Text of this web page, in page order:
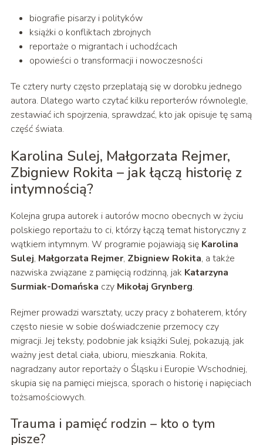
biografie pisarzy i polityków
książki o konfliktach zbrojnych
reportaże o migrantach i uchodźcach
opowieści o transformacji i nowoczesności
Te cztery nurty często przeplatają się w dorobku jednego
autora. Dlatego warto czytać kilku reporterów równolegle,
zestawiać ich spojrzenia, sprawdzać, kto jak opisuje tę samą
część świata.
Karolina Sulej, Małgorzata Rejmer,
Zbigniew Rokita – jak łączą historię z
intymnością?
Kolejna grupa autorek i autorów mocno obecnych w życiu
polskiego reportażu to ci, którzy łączą temat historyczny z
wątkiem intymnym. W programie pojawiają się Karolina
Sulej, Małgorzata Rejmer, Zbigniew Rokita, a także
nazwiska związane z pamięcią rodzinną, jak Katarzyna
Surmiak-Domańska czy Mikołaj Grynberg.
Rejmer prowadzi warsztaty, uczy pracy z bohaterem, który
często niesie w sobie doświadczenie przemocy czy
migracji. Jej teksty, podobnie jak książki Sulej, pokazują, jak
ważny jest detal ciała, ubioru, mieszkania. Rokita,
nagradzany autor reportaży o Śląsku i Europie Wschodniej,
skupia się na pamięci miejsca, sporach o historię i napięciach
tożsamościowych.
Trauma i pamięć rodzin – kto o tym
pisze?